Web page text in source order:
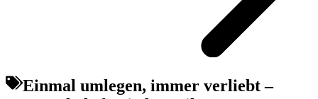
Einmal umlegen, immer verliebt –